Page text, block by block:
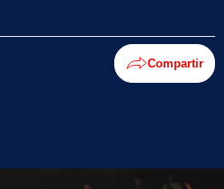
Compartir